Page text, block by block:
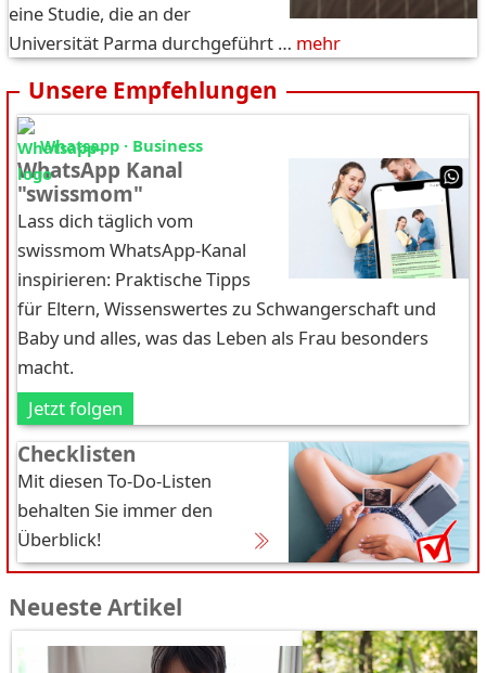
eine Studie, die an der
Universität Parma durchgeführt … mehr
Unsere Empfehlungen
Whatsapp · Business
WhatsApp Kanal
"swissmom"
Lass dich täglich vom
swissmom WhatsApp-Kanal
inspirieren: Praktische Tipps
für Eltern, Wissenswertes zu Schwangerschaft und
Baby und alles, was das Leben als Frau besonders
macht.
Jetzt folgen
Checklisten
Mit diesen To-Do-Listen
behalten Sie immer den
Überblick!
Neueste Artikel